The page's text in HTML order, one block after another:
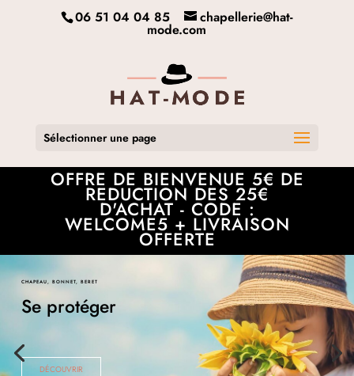
06 51 04 04 85 chapellerie@hat-
mode.com
Sélectionner une page
OFFRE DE BIENVENUE 5€ DE
REDUCTION DES 25€
D'ACHAT - CODE :
WELCOME5 + LIVRAISON
OFFERTE
CHAPEAU, BONNET, BERET
Se protéger
DÉCOUVRIR